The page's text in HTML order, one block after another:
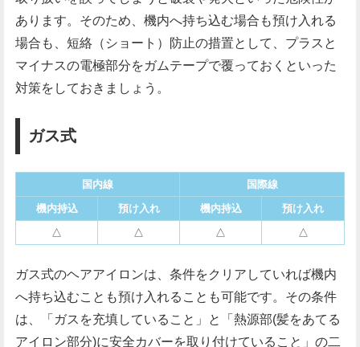
あります。そのため、機内へ持ち込む場合も預け入れる
場合も、短絡（ショート）防止の措置として、プラスと
マイナスの電極部分をガムテープで覆っておくといった
対策をしておきましょう。
ガス式
国内線
国際線
機内持込
預け入れ 機内持込
預け入れ
△
△ △ △
ガス式のヘアアイロンは、条件をクリアしていれば機内
へ持ち込むことも預け入れることも可能です。その条件
は、「ガスを充填していること」と「熱源部(髪をあてる
アイロン部分)に安全カバーを取り付けていること」の二